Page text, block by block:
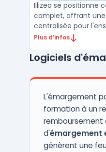
Illizeo se positionne
complet, offrant
centralisée pour
ressources
est entièrement
de ...
Plus d’infos
Logiciels
L'émargement
formation à un
remboursement
d'émargement
génèrent une